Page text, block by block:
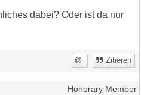
dabei? Oder ist da nur
Zitieren
Honorary Member